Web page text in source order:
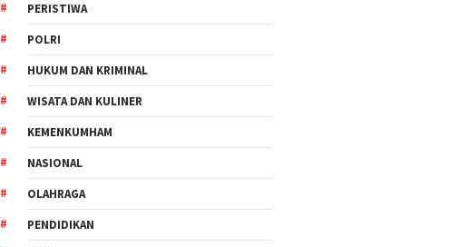
PERISTIWA
POLRI
HUKUM DAN KRIMINAL
WISATA DAN KULINER
KEMENKUMHAM
NASIONAL
OLAHRAGA
PENDIDIKAN